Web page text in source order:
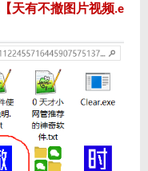
【天有不撤图片视频.e